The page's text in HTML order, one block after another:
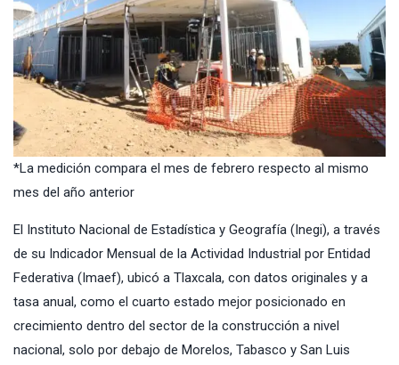
*La medición compara el mes de febrero respecto al mismo
mes del año anterior
El Instituto Nacional de Estadística y Geografía (Inegi), a través
de su Indicador Mensual de la Actividad Industrial por Entidad
Federativa (Imaef), ubicó a Tlaxcala, con datos originales y a
tasa anual, como el cuarto estado mejor posicionado en
crecimiento dentro del sector de la construcción a nivel
nacional, solo por debajo de Morelos, Tabasco y San Luis